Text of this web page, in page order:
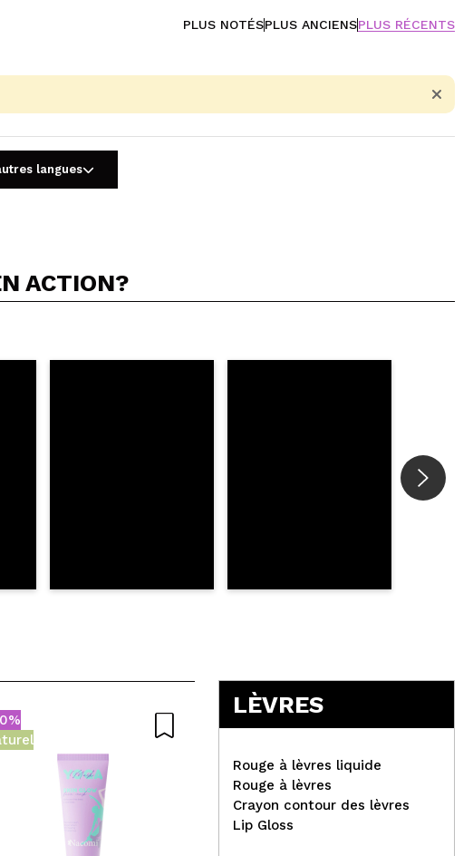
PLUS NOTÉSPLUS ANCIENSPLUS RÉCENTS
5/5
langues
ACTION?
LÈVRES
Rouge à lèvres liquide
Rouge à lèvres
Crayon contour des lèvres
Lip Gloss